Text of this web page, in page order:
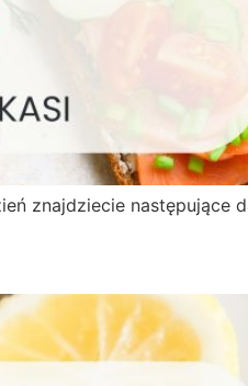
znajdziecie następujące